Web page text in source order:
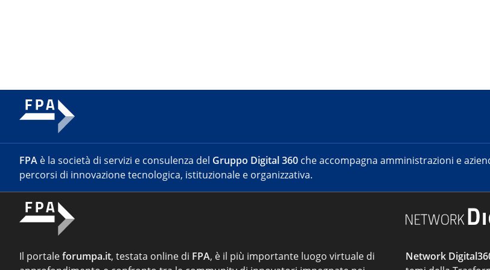
FPA è la società di servizi e consulenza del Gruppo Digital 360 che accompagna amministrazioni e
percorsi di innovazione tecnologica, istituzionale e organizzativa.
Il portaleforumpa.it, testata online di FPA, è il più importante luogo virtuale di
Network